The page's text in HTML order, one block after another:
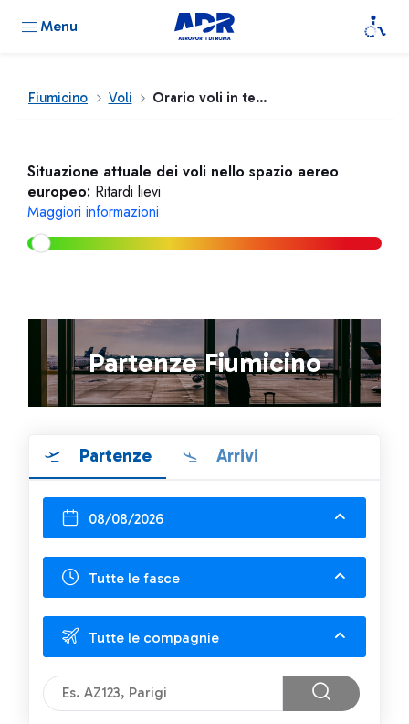
Menu
Fiumicino Voli Orario voli in tempo reale
Situazione attuale dei voli nello spazio aereo
europeo: Ritardi lievi
Maggiori informazioni
Partenze Fiumicino
Partenze Arrivi
08/08/2026
Tutte le fasce
Tutte le compagnie